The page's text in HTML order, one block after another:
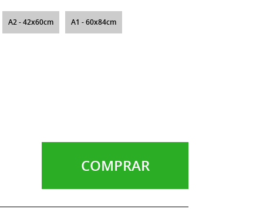
A2 - 42x60cm A1 - 60x84cm
COMPRAR